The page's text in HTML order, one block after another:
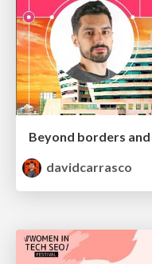
davidcarrasco